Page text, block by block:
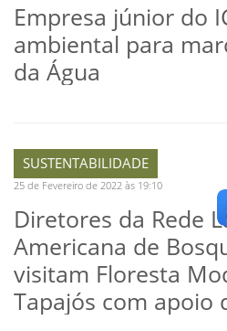
Empresa júnior do
ambiental para
da Água
SUSTENTABILIDADE
25 de Fevereiro de 2022 às 19:10
Diretores da Rede
Americana de
visitam Floresta
Tapajós com apoio